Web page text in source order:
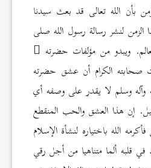
الله تعالى قد بعث سيدنا
لنشر رسالة رسول الله صلى
ويبدو من مؤلفات حضرته
صحابته الكرام أن عشق حضرته
وآله وسلم لا يقدر على وصفه أي
إن هذا العشق والحب المنقطع
الله باختياره لنشأة الإسلام
في قلبه ألما متناهيا من أجل رقي